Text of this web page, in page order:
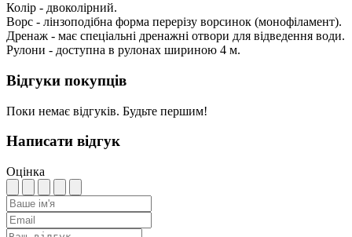
Колір - двоколірний.
Ворс - лінзоподібна форма перерізу ворсинок (монофіламент).
Дренаж - має спеціальні дренажні отвори для відведення води.
Рулони - доступна в рулонах шириною 4 м.
Відгуки покупців
Поки немає відгуків. Будьте першим!
Написати відгук
Оцінка